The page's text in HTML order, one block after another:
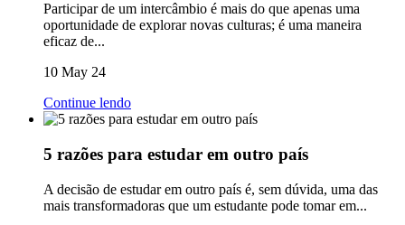
Participar de um intercâmbio é mais do que apenas uma
oportunidade de explorar novas culturas; é uma maneira
eficaz de...
10 May 24
Continue lendo
5 razões para estudar em outro país
A decisão de estudar em outro país é, sem dúvida, uma das
mais transformadoras que um estudante pode tomar em...